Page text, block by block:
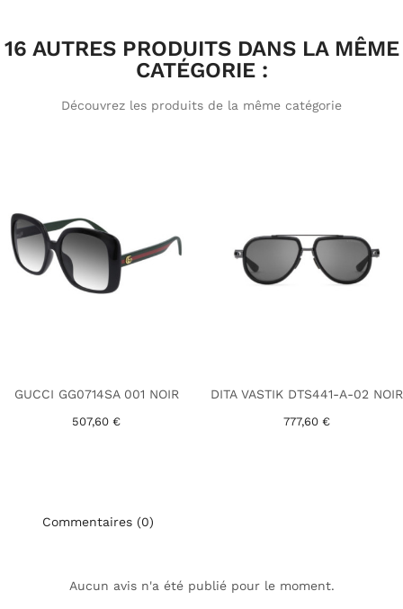
16 AUTRES PRODUITS DANS LA MÊME
CATÉGORIE :
Découvrez les produits de la même catégorie
GUCCI GG0714SA 001 NOIR
507,60 €
DITA VASTIK DTS441-A-02 NOIR
777,60 €
Commentaires (0)
Aucun avis n'a été publié pour le moment.